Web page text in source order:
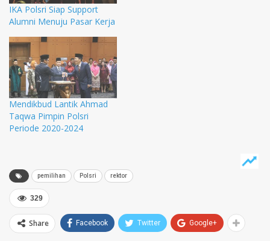
IKA Polsri Siap Support
Alumni Menuju Pasar Kerja
Mendikbud Lantik Ahmad
Taqwa Pimpin Polsri
Periode 2020-2024
pemilihan Polsri rektor
329
Share Facebook Twitter Google+